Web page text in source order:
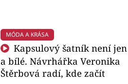
MÓDA A KRÁSA
Kapsulový šatník není
a bílé. Návrhářka Veronika
Štěrbová radí, kde začít